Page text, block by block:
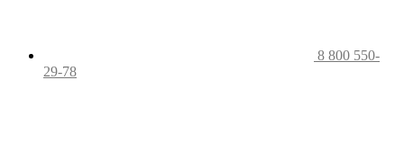
8 800 550-
29-78